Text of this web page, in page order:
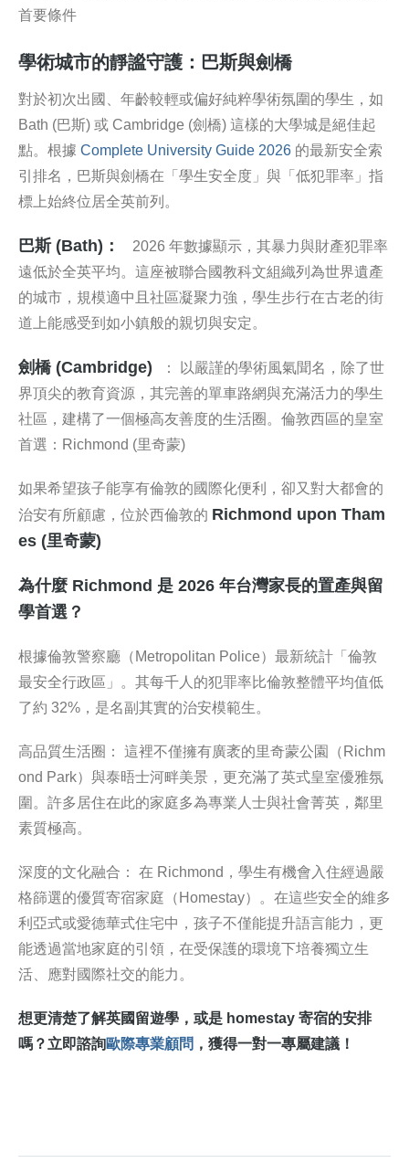
首要條件
學術城市的靜謐守護：巴斯與劍橋
對於初次出國、年齡較輕或偏好純粹學術氛圍的學生，如
Bath (巴斯) 或 Cambridge (劍橋) 這樣的大學城是絕佳起
點。根據 Complete University Guide 2026 的最新安全索
引排名，巴斯與劍橋在「學生安全度」與「低犯罪率」指
標上始終位居全英前列。
巴斯 (Bath)：
2026 年數據顯示，其暴力與財產犯罪率
遠低於全英平均。這座被聯合國教科文組織列為世界遺產
的城市，規模適中且社區凝聚力強，學生步行在古老的街
道上能感受到如小鎮般的親切與安定。
劍橋 (Cambridge)
： 以嚴謹的學術風氣聞名，除了世
界頂尖的教育資源，其完善的單車路網與充滿活力的學生
社區，建構了一個極高友善度的生活圈。倫敦西區的皇室
首選：Richmond (里奇蒙)
如果希望孩子能享有倫敦的國際化便利，卻又對大都會的
治安有所顧慮，位於西倫敦的 Richmond upon Tham
es (里奇蒙)
為什麼 Richmond 是 2026 年台灣家長的置產與留
學首選？
根據倫敦警察廳（Metropolitan Police）最新統計「倫敦
最安全行政區」。其每千人的犯罪率比倫敦整體平均值低
了約 32%，是名副其實的治安模範生。
高品質生活圈： 這裡不僅擁有廣袤的里奇蒙公園（Richm
ond Park）與泰晤士河畔美景，更充滿了英式皇室優雅氛
圍。許多居住在此的家庭多為專業人士與社會菁英，鄰里
素質極高。
深度的文化融合： 在 Richmond，學生有機會入住經過嚴
格篩選的優質寄宿家庭（Homestay）。在這些安全的維多
利亞式或愛德華式住宅中，孩子不僅能提升語言能力，更
能透過當地家庭的引領，在受保護的環境下培養獨立生
活、應對國際社交的能力。
想更清楚了解英國留遊學，或是 homestay 寄宿的安排
嗎？立即諮詢歐際專業顧問 ，獲得一對一專屬建議！